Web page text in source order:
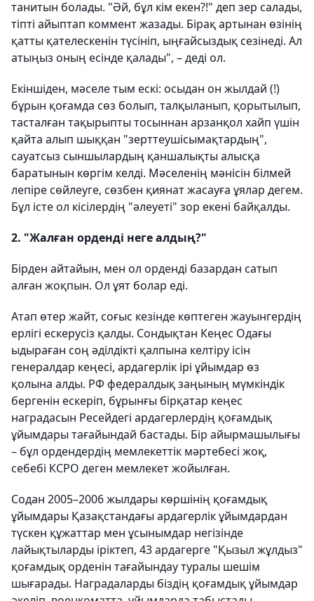
танитын болады. "Әй, бұл кім екен?!" деп зер салады,
тіпті айыптап коммент жазады. Бірақ артынан өзінің
қатты қателескенін түсініп, ыңғайсыздық сезінеді. Ал
атыңыз оның есінде қалады", – деді ол.
Екіншіден, мәселе тым ескі: осыдан он жылдай (!)
бұрын қоғамда сөз болып, талқыланып, қорытылып,
тасталған тақырыпты тосыннан арзанқол хайп үшін
қайта алып шыққан "зерттеушісымақтардың",
сауатсыз сыншылардың қаншалықты алысқа
баратынын көргім келді. Мәселенің мәнісін білмей
лепіре сөйлеуге, сөзбен қиянат жасауға ұялар дегем.
Бұл істе ол кісілердің "әлеуеті" зор екені байқалды.
2. "Жалған орденді неге алдың?"
Бірден айтайын, мен ол орденді базардан сатып
алған жоқпын. Ол ұят болар еді.
Атап өтер жайт, соғыс кезінде көптеген жауынгердің
ерлігі ескерусіз қалды. Сондықтан Кеңес Одағы
ыдыраған соң әділдікті қалпына келтіру ісін
генералдар кеңесі, ардагерлік ірі ұйымдар өз
қолына алды. РФ федералдық заңының мүмкіндік
бергенін ескеріп, бұрынғы бірқатар кеңес
наградасын Ресейдегі ардагерлердің қоғамдық
ұйымдары тағайындай бастады. Бір айырмашылығы
– бұл ордендердің мемлекеттік мәртебесі жоқ,
себебі КСРО деген мемлекет жойылған.
Содан 2005–2006 жылдары көршінің қоғамдық
ұйымдары Қазақстандағы ардагерлік ұйымдардан
түскен құжаттар мен ұсынымдар негізінде
лайықтыларды іріктеп, 43 ардагерге "Қызыл жұлдыз"
қоғамдық орденін тағайындау туралы шешім
шығарады. Наградаларды біздің қоғамдық ұйымдар